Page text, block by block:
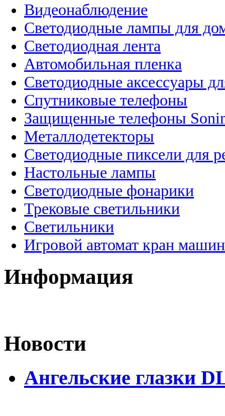
Видеонаблюдение
Светодиодные лампы для
Светодиодная лента
Автомобильная пленка
Светодиодные аксессуары
Спутниковые телефоны
Защищенные телефоны
Металлодетекторы
Светодиодные пиксели для
Настольные лампы
Светодиодные фонарики
Трековые светильники
Светильники
Игровой автомат кран
Информация
Новости
Ангельские глазки